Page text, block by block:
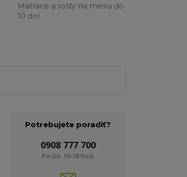
Matrace a rošty na mieru do
10 dní
Potrebujete poradiť?
0908 777 700
Po-So: 10-18 hod.